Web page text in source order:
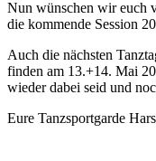
Nun wünschen wir euch
die kommende Session
Auch die nächsten
finden am 13.+14. Mai
wieder dabei seid und
Eure Tanzsportgarde